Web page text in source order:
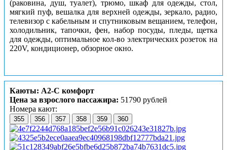
(раковина, душ, туалет), трюмо, шкаф для одежды, стол,
мягкий пуф, вешалка для верхней одежды, зеркало, радио,
телевизор с кабельным и спутниковым вещанием, телефон,
холодильник, тапочки, фен, набор посуды, пледы, щетка
для одежды, оптимальное кол-во электрических розеток на
220V, кондиционер, обзорное окно.
Каюты: А2-С комфорт
Цена за взрослого пассажира: 51790 рублей
Номера кают:
355 356 357 358 359 360